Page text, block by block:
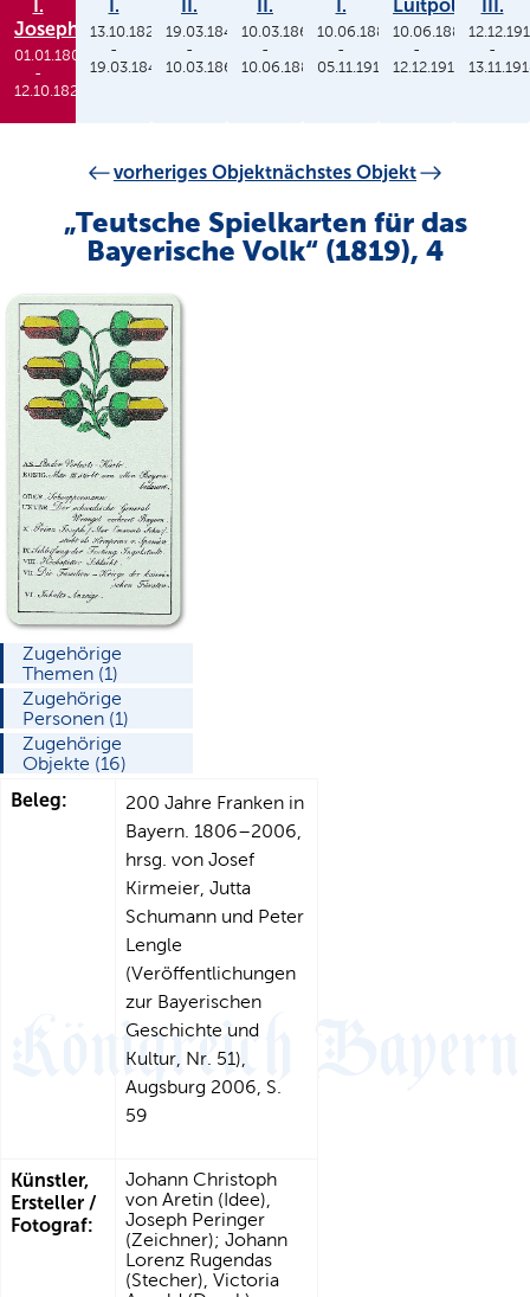
I.
Joseph
01.01.1806
-
12.10.1825
I.
13.10.1825
-
19.03.1848
II.
19.03.1848
-
10.03.1864
II.
10.03.1864
-
10.06.1886
I.
10.06.1886
-
05.11.1913
Luitpold
10.06.1886
-
12.12.1912
III.
-
vorheriges Objektnächstes Objekt
„Teutsche Spielkarten für das
Bayerische Volk“ (1819), 4
Zugehörige
Themen (1)
Zugehörige
Personen (1)
Zugehörige
Objekte (16)
Beleg:
200 Jahre Franken in
Bayern. 1806–2006,
hrsg. von Josef
Kirmeier, Jutta
Schumann und Peter
Lengle
(Veröffentlichungen
zur Bayerischen
Geschichte und
Kultur, Nr. 51),
Augsburg 2006, S.
59
Künstler,
Ersteller /
Fotograf:
Johann Christoph
von Aretin (Idee),
Joseph Peringer
(Zeichner); Johann
Lorenz Rugendas
(Stecher), Victoria